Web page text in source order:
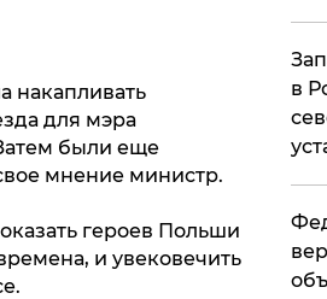
накапливать
для мэра
были еще
мнение министр.
героев Польши
и увековечить
в